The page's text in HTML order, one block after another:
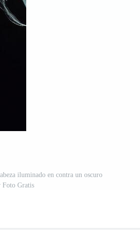
iluminado en contra un oscuro
Foto Gratis